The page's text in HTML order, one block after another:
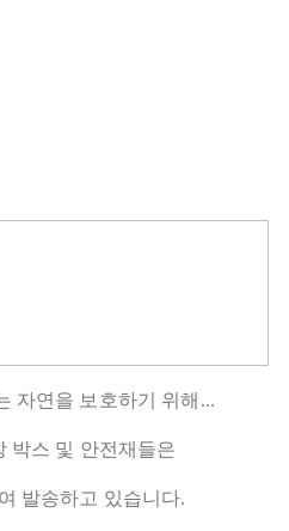
자연을 보호하기 위해...
박스 및 안전재들은
발송하고 있습니다.